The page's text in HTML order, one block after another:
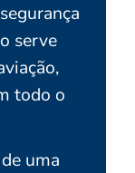
serve
todo o
uma